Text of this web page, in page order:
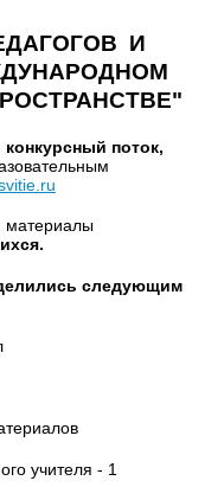
И
конкурсный поток,
материалы
.
следующим
учителя - 1